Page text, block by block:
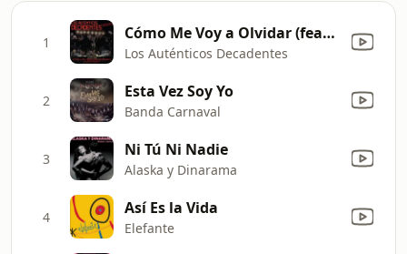
1 Cómo Me Voy a Olvidar (feat. No Te Va Gustar) [En Vivo]
Los Auténticos Decadentes
2 Esta Vez Soy Yo
Banda Carnaval
3 Ni Tú Ni Nadie
Alaska y Dinarama
4 Así Es la Vida
Elefante